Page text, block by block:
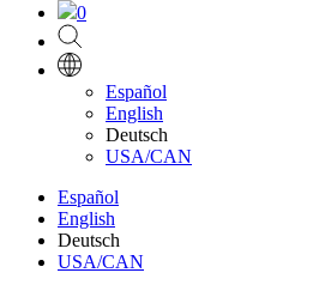
0
Español
English
Deutsch
USA/CAN
Español
English
Deutsch
USA/CAN